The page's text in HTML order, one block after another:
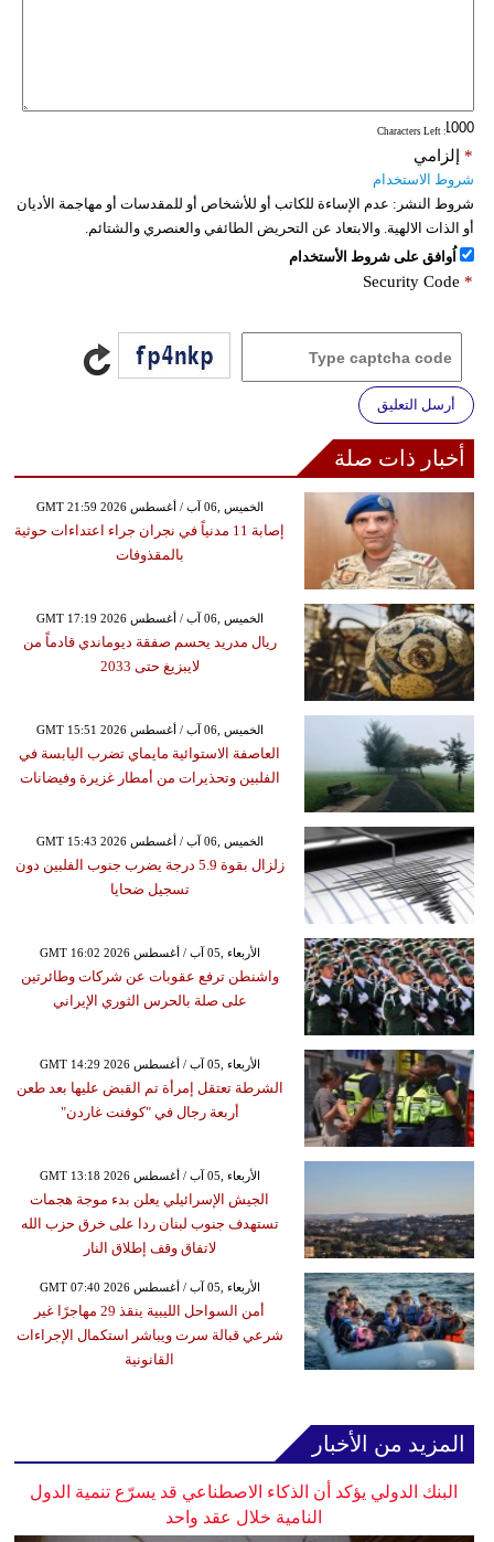
: Characters Left
إلزامي *
شروط الاستخدام
شروط النشر: عدم الإساءة للكاتب أو للأشخاص أو للمقدسات أو مهاجمة الأديان
أو الذات الالهية. والابتعاد عن التحريض الطائفي والعنصري والشتائم.
اُوافق على شروط الأستخدام
Security Code *
أرسل التعليق
أخبار ذات صلة
GMT 21:59 2026 الخميس ,06 آب / أغسطس
إصابة 11 مدنياً في نجران جراء اعتداءات حوثية
بالمقذوفات
GMT 17:19 2026 الخميس ,06 آب / أغسطس
ريال مدريد يحسم صفقة ديوماندي قادماً من
لايبزيغ حتى 2033
GMT 15:51 2026 الخميس ,06 آب / أغسطس
العاصفة الاستوائية مايماي تضرب اليابسة في
الفلبين وتحذيرات من أمطار غزيرة وفيضانات
GMT 15:43 2026 الخميس ,06 آب / أغسطس
زلزال بقوة 5.9 درجة يضرب جنوب الفلبين دون
تسجيل ضحايا
GMT 16:02 2026 الأربعاء ,05 آب / أغسطس
واشنطن ترفع عقوبات عن شركات وطائرتين
على صلة بالحرس الثوري الإيراني
GMT 14:29 2026 الأربعاء ,05 آب / أغسطس
الشرطة تعتقل إمرأة تم القبض عليها بعد طعن
أربعة رجال في "كوفنت غاردن"
GMT 13:18 2026 الأربعاء ,05 آب / أغسطس
الجيش الإسرائيلي يعلن بدء موجة هجمات
تستهدف جنوب لبنان ردا على خرق حزب الله
لاتفاق وقف إطلاق النار
GMT 07:40 2026 الأربعاء ,05 آب / أغسطس
أمن السواحل الليبية ينقذ 29 مهاجرًا غير
شرعي قبالة سرت ويباشر استكمال الإجراءات
القانونية
المزيد من الأخبار
البنك الدولي يؤكد أن الذكاء الاصطناعي قد يسرّع تنمية الدول
النامية خلال عقد واحد